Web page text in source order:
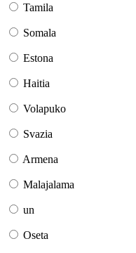
Tamila
Somala
Estona
Haitia
Volapuko
Svazia
Armena
Malajalama
un
Oseta